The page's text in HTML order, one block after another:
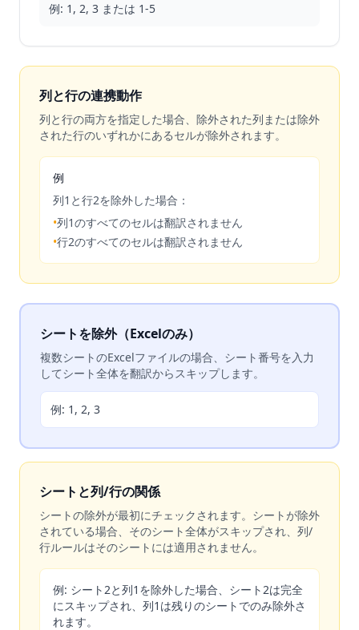
例: 1, 2, 3 または 1-5
列と行の連携動作
列と行の両方を指定した場合、除外された列または除外
された行のいずれかにあるセルが除外されます。
例
列1と行2を除外した場合：
•列1のすべてのセルは翻訳されません
•行2のすべてのセルは翻訳されません
シートを除外（Excelのみ）
複数シートのExcelファイルの場合、シート番号を入力
してシート全体を翻訳からスキップします。
例: 1, 2, 3
シートと列/行の関係
シートの除外が最初にチェックされます。シートが除外
されている場合、そのシート全体がスキップされ、列/
行ルールはそのシートには適用されません。
例: シート2と列1を除外した場合、シート2は完全
にスキップされ、列1は残りのシートでのみ除外さ
れます。